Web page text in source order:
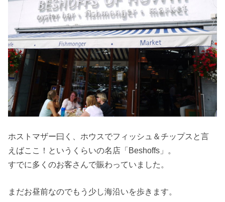
ホストマザー曰く、ホウスでフィッシュ＆チップスと言
えばここ！というくらいの名店「Beshoffs」。
すでに多くのお客さんで賑わっていました。
まだお昼前なのでもう少し海沿いを歩きます。